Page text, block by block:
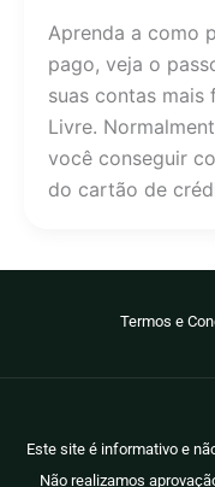
Aprenda a como
pago, veja o
suas contas
Livre.
você conseguir
do cartão de
Termos e
Este site é informativo e
Não realizamos